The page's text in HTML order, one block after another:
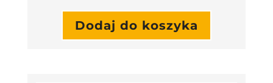
Dodaj do koszyka